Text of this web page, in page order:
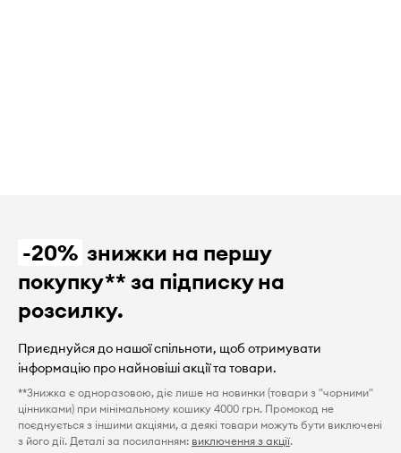
-20% знижки на першу
покупку** за підписку на
розсилку.
Приєднуйся до нашої спільноти, щоб отримувати
інформацію про найновіші акції та товари.
**Знижка є одноразовою, діє лише на новинки (товари з "чорними"
цінниками) при мінімальному кошику 4000 грн. Промокод не
поєднується з іншими акціями, а деякі товари можуть бути виключені
з його дії. Деталі за посиланням: виключення з акції.